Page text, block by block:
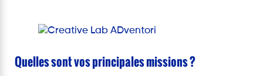
Quelles sont vos principales missions ?